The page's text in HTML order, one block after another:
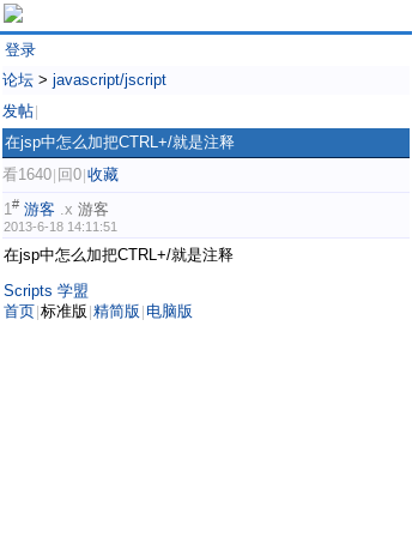
登录
论坛 > javascript/jscript
发帖
在jsp中怎么加把CTRL+/就是注释
看1640 回0 收藏
1# 游客 .x 游客
2013-6-18 14:11:51
在jsp中怎么加把CTRL+/就是注释
Scripts 学盟
首页 标准版 精简版 电脑版